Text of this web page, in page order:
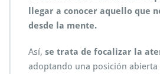
llegar a conocer aquello que
desde la mente.
Así, se trata de focalizar la
adoptando una posición